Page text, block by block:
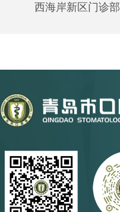
西海岸新区门诊部